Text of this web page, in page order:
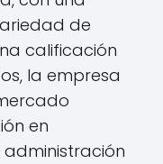
de
calificación
la empresa
en